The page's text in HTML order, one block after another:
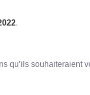
.
qu’ils souhaiteraient